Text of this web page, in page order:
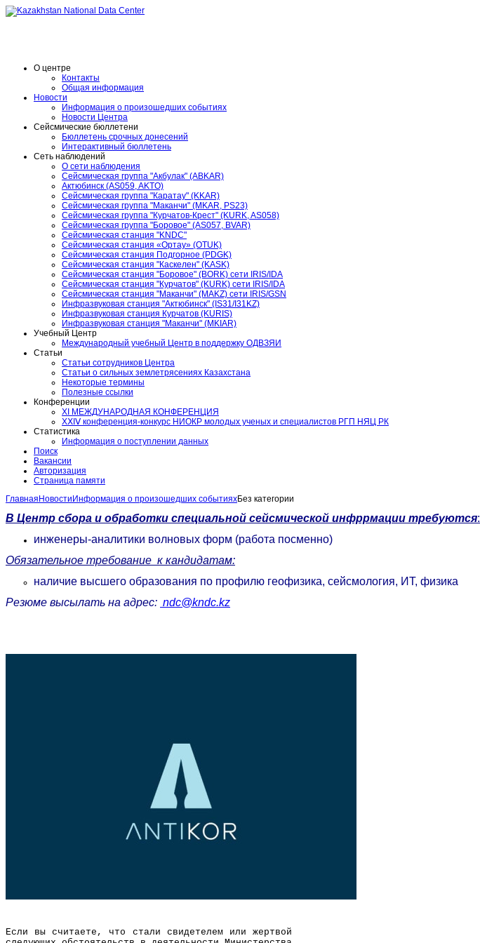
O центре
Контакты
Общая информация
Новости
Информация о произошедших событиях
Новости Центра
Сейсмические бюллетени
Бюллетень срочных донесений
Интерактивный бюллетень
Сеть наблюдений
О сети наблюдения
Сейсмическая группа "Акбулак" (ABKAR)
Актюбинск (AS059, AKTO)
Сейсмическая группа "Каратау" (KKAR)
Сейсмическая группа "Маканчи" (MKAR, PS23)
Сейсмическая группа "Курчатов-Крест" (KURK, AS058)
Сейсмическая группа "Боровое" (AS057, BVAR)
Сейсмическая станция "KNDC"
Сейсмическая станция «Ортау» (OTUK)
Сейсмическая станция Подгорное (PDGK)
Сейсмическая станция "Каскелен" (KASK)
Сейсмическая станция "Боровое" (BORK) сети IRIS/IDA
Сейсмическая станция "Курчатов" (KURK) сети IRIS/IDA
Сейсмическая станция "Маканчи" (MAKZ) сети IRIS/GSN
Инфразвуковая станция "Актюбинск" (IS31/I31KZ)
Инфразвуковая станция Курчатов (KURIS)
Инфразвуковая станция "Маканчи" (MKIAR)
Учебный Центр
Международный учебный Центр в поддержку ОДВЗЯИ
Статьи
Статьи сотрудников Центра
Статьи о сильных землетрясениях Казахстана
Некоторые термины
Полезные ссылки
Конференции
XI МЕЖДУНАРОДНАЯ КОНФЕРЕНЦИЯ
ХⅩΙⅤ конференция-конкурс НИОКР молодых ученых и специалистов РГП НЯЦ РК
Статистика
Информация о поступлении данных
Поиск
Вакансии
Авторизация
Страница памяти
Главная Новости Информация о произошедших событияхБез категории
В Центр сбора и обработки специальной сейсмической инфррмации требуются:
инженеры-аналитики волновых форм (работа посменно)
Обязательное требование к кандидатам:
наличие высшего образования по профилю геофизика, сейсмология, ИТ, физика
Резюме высылать на адрес: ndc@kndc.kz
Если вы считаете, что стали свидетелем или жертвой